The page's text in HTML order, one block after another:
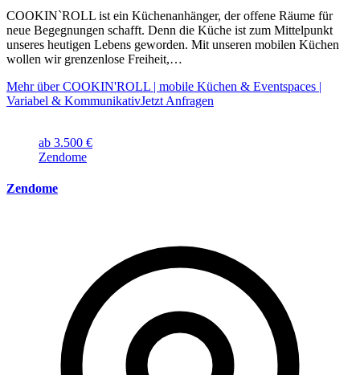
COOKIN`ROLL ist ein Küchenanhänger, der offene Räume für
neue Begegnungen schafft. Denn die Küche ist zum Mittelpunkt
unseres heutigen Lebens geworden. Mit unseren mobilen Küchen
wollen wir grenzenlose Freiheit,…
Mehr über COOKIN'ROLL | mobile Küchen & Eventspaces |
Variabel & KommunikativJetzt Anfragen
ab 3.500 €
Zendome
Zendome